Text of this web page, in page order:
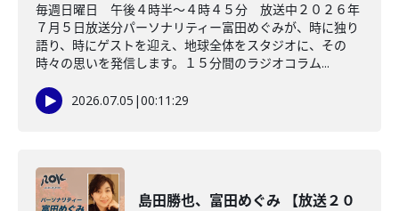
毎週日曜日 午後４時半～４時４５分 放送中２０２６年
７月５日放送分パーソナリティー富田めぐみが、時に独り
語り、時にゲストを迎え、地球全体をスタジオに、その
時々の思いを発信します。１５分間のラジオコラム...
2026.07.05 |00:11:29
島田勝也、富田めぐみ 【放送２０